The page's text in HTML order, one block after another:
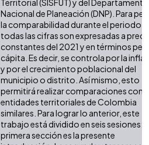
Territorial (SISFUT) y del Departamento
Nacional de Planeación (DNP). Para
la comparabilidad durante el periodo,
todas las cifras son expresadas a
constantes del 2021 y en términos per
cápita. Es decir, se controla por la
y por el crecimiento poblacional del
municipio o distrito. Así mismo, esto
permitirá realizar comparaciones con
entidades territoriales de Colombia
similares. Para lograr lo anterior, este
trabajo está dividido en seis sesiones:
primera sección es la presente